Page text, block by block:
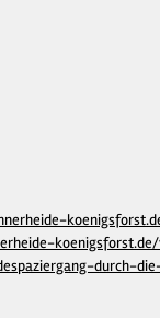
durch-